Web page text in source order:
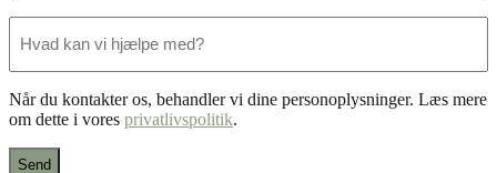
kan
med?
Når du kontakter os, behandler vi dine personoplysninger. Læs mere
om dette i vores privatlivspolitik.